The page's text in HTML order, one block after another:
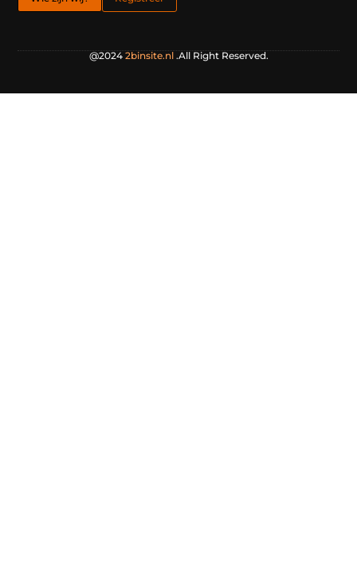
@2024 2binsite.nl.All Right Reserved.